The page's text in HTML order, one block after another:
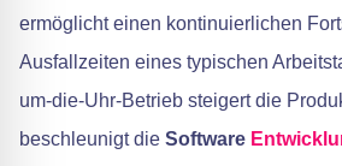
ermöglicht einen kontinuierlichen
Ausfallzeiten eines typischen
um-die-Uhr-Betrieb steigert die
beschleunigt die Software